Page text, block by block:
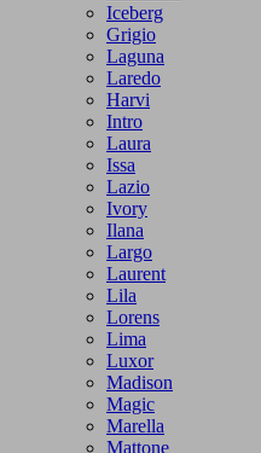
Iceberg
Grigio
Laguna
Laredo
Harvi
Intro
Laura
Issa
Lazio
Ivory
Ilana
Largo
Laurent
Lila
Lorens
Lima
Luxor
Madison
Magic
Marella
Mattone